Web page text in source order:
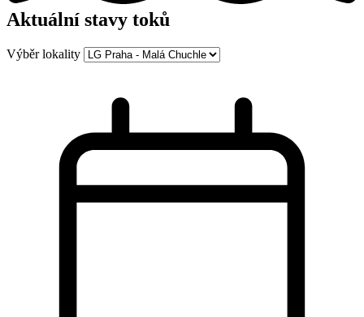
Aktuální stavy toků
Výběr lokality